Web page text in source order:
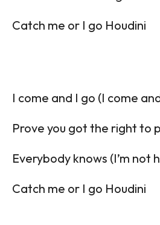
Catch me or I go Houdini
I come and I go (I come
Prove you got the right to
Everybody knows (I’m not
Catch me or I go Houdini